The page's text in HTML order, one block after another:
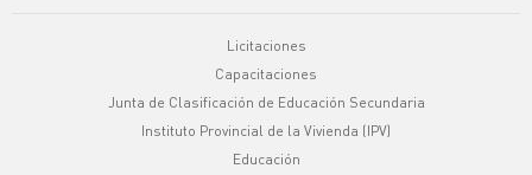
Licitaciones
Capacitaciones
Junta de Clasificación de Educación Secundaria
Instituto Provincial de la Vivienda (IPV)
Educación